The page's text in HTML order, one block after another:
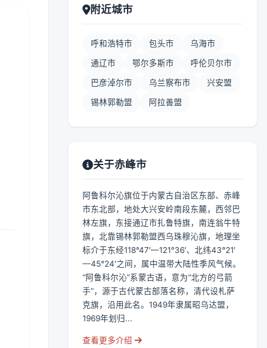
附近城市
呼和浩特市 包头市 乌海市
通辽市 鄂尔多斯市 呼伦贝尔市
巴彦淖尔市 乌兰察布市 兴安盟
锡林郭勒盟 阿拉善盟
关于赤峰市
阿鲁科尔沁旗位于内蒙古自治区东部、赤峰
市东北部，地处大兴安岭南段东麓，西邻巴
林左旗，东接通辽市扎鲁特旗，南连翁牛特
旗，北靠锡林郭勒盟西乌珠穆沁旗，地理坐
标介于东经118°47′—121°36′、北纬43°21′
—45°24′之间，属中温带大陆性季风气候。
“阿鲁科尔沁”系蒙古语，意为“北方的弓箭
手”，源于古代蒙古部落名称，清代设札萨
克旗，沿用此名。1949年隶属昭乌达盟，
1969年划归...
查看更多介绍